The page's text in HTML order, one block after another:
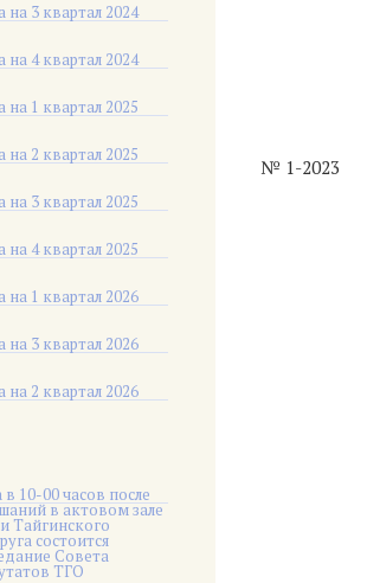
3 квартал 2024
4 квартал 2024
1 квартал 2025
2 квартал 2025
3 квартал 2025
4 квартал 2025
1 квартал 2026
3 квартал 2026
2 квартал 2026
в 10-00 часов после
в актовом зале
Тайгинского
состоится
Совета
ТГО
№ 1-2023